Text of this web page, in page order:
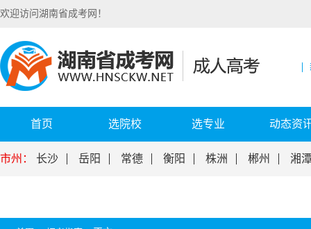
欢迎访问湖南省成考网！
首页 选院校 选专业 动态资
市州： 长沙 岳阳 常德 衡阳 株洲 郴州 湘